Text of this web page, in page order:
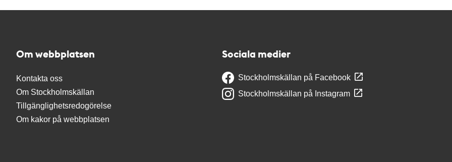
Om webbplatsen
Kontakta oss
Om Stockholmskällan
Tillgänglighetsredogörelse
Om kakor på webbplatsen
Sociala medier
Stockholmskällan på Facebook
Stockholmskällan på Instagram